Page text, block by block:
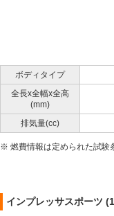
ボディタイプ
全長x全幅x全高
(mm)
排気量(cc)
※ 燃費情報は定められた試験
インプレッサスポーツ